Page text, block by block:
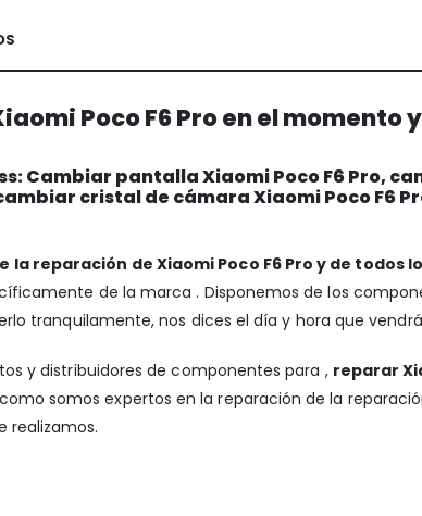
Poco F6 Pro en el momento
Cambiar pantalla Xiaomi Poco F6 Pro,
cristal de cámara Xiaomi Poco F6
la reparación de Xiaomi Poco F6 Pro y de todos
de la marca . Disponemos de los
tranquilamente, nos dices el día y hora que
y distribuidores de componentes para , reparar
somos expertos en la reparación de la
realizamos.